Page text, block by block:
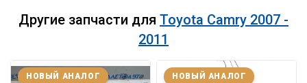
Другие запчасти для Toyota Camry 2007 -
2011
НОВЫЙ АНАЛОГ НОВЫЙ АНАЛОГ